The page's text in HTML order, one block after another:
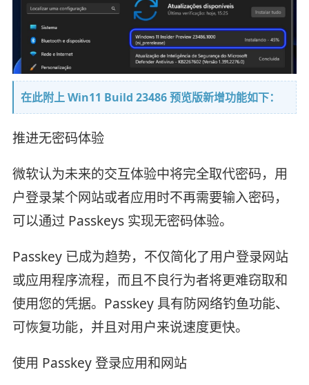
在此附上 Win11 Build 23486 预览版新增功能如下：
推进无密码体验
微软认为未来的交互体验中将完全取代密码，用
户登录某个网站或者应用时不再需要输入密码，
可以通过 Passkeys 实现无密码体验。
Passkey 已成为趋势，不仅简化了用户登录网站
或应用程序流程，而且不良行为者将更难窃取和
使用您的凭据。Passkey 具有防网络钓鱼功能、
可恢复功能，并且对用户来说速度更快。
使用 Passkey 登录应用和网站